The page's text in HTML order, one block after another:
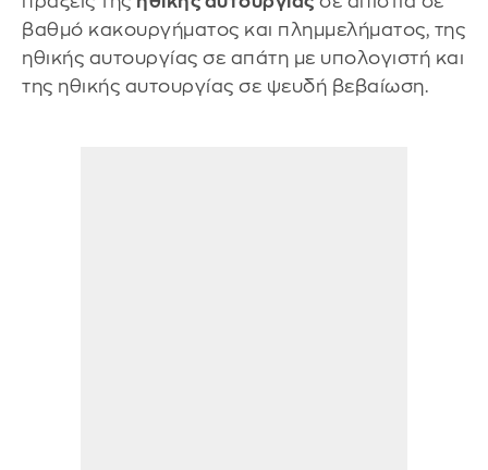
βαθμό κακουργήματος και πλημμελήματος, της
ηθικής αυτουργίας σε απάτη με υπολογιστή και
της ηθικής αυτουργίας σε ψευδή βεβαίωση.